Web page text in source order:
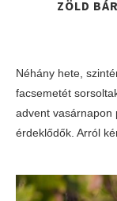
ZÖLD
Néhány hete,
facsemetét
advent vasárnapon
érdeklődők. Arról